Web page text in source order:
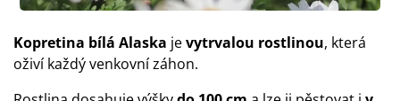
Kopretina bílá Alaska jevytrvalou rostlinou, která
oživí každý venkovní záhon.